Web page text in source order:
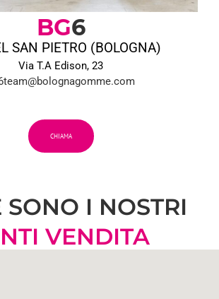
BG6
SAN PIETRO (BOLOGNA)
Via T.A Edison, 23
CHIAMA
SONO I NOSTRI
VENDITA